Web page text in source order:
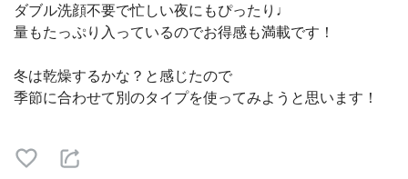
ダブル洗顔不要で忙しい夜にもぴったり♩
量もたっぷり入っているのでお得感も満載です！
冬は乾燥するかな？と感じたので
季節に合わせて別のタイプを使ってみようと思います！